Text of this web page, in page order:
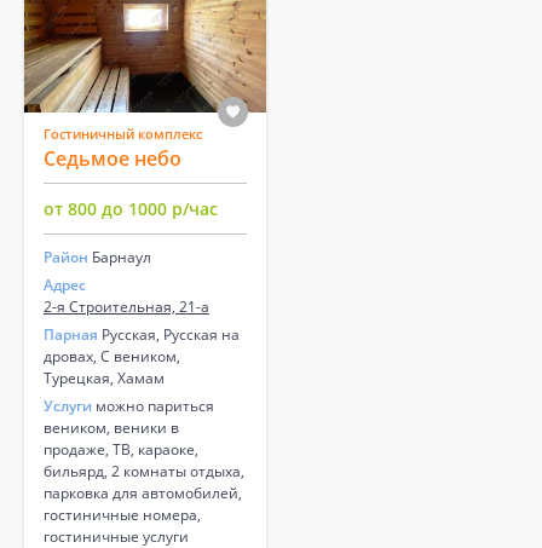
Гостиничный комплекс
Седьмое небо
от 800 до 1000 р/час
Район Барнаул
Адрес
2-я Строительная, 21-а
Парная Русская, Русская на
дровах, С веником,
Турецкая, Хамам
Услуги можно париться
веником, веники в
продаже, ТВ, караоке,
бильярд, 2 комнаты отдыха,
парковка для автомобилей,
гостиничные номера,
гостиничные услуги